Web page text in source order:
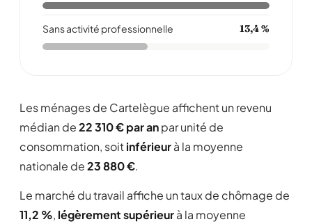
Sans activité professionnelle 13,4 %
Les ménages de Cartelègue affichent un revenu
médian de22 310 € par anpar unité de
consommation, soitinférieurà la moyenne
nationale de23 880 €.
Le marché du travail affiche un taux de chômage de
11,2 %, légèrement supérieurà la moyenne